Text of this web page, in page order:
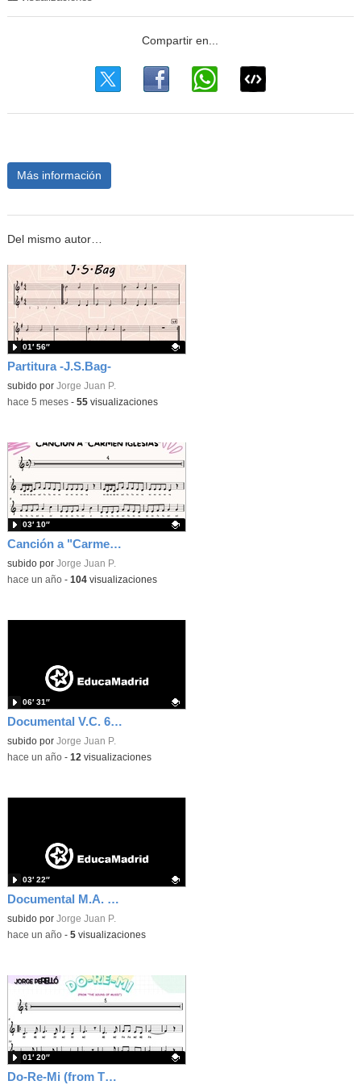
Más información
Del mismo autor…
Partitura -J.S.Bag-
Contenido educativo.
subido por Jorge Juan P.
01′ 56″
-hace 5 meses- 55visualizaciones
Canción a "Carmen Iglesias"
Contenido educativo.
subido por Jorge Juan P.
03′ 10″
-hace un año- 104visualizaciones
Documental V.C. 6ºA
Contenido educativo.
subido por Jorge Juan P.
06′ 31″
-hace un año- 12 visualizaciones
Documental M.A. 6ºA
Contenido educativo.
subido por Jorge Juan P.
03′ 22″
-hace un año- 5visualizaciones
Do-Re-Mi (from The Sound Of Music)
01′ 20″